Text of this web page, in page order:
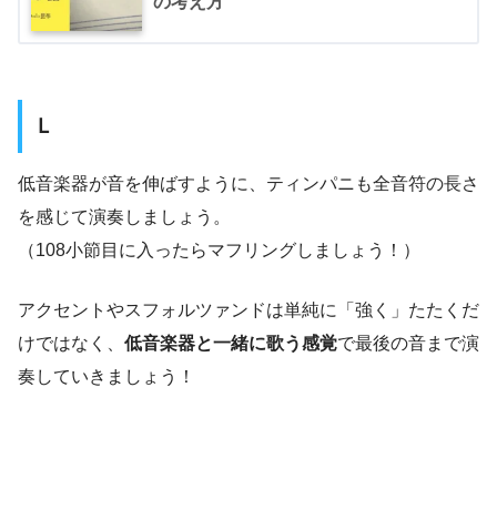
Ｌ
低音楽器が音を伸ばすように、ティンパニも全音符の長さ
を感じて演奏しましょう。
（108小節目に入ったらマフリングしましょう！）
アクセントやスフォルツァンドは単純に「強く」たたくだ
けではなく、 低音楽器と一緒に歌う感覚で最後の音まで演
奏していきましょう！